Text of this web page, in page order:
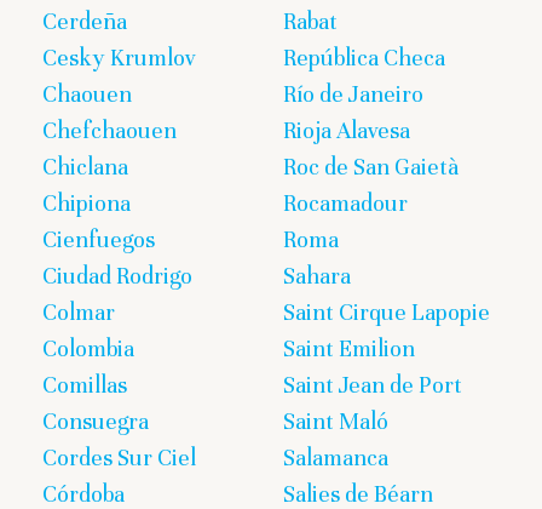
Cerdeña
Cesky Krumlov
Chaouen
Chefchaouen
Chiclana
Chipiona
Cienfuegos
Ciudad Rodrigo
Colmar
Colombia
Comillas
Consuegra
Cordes Sur Ciel
Córdoba
Rabat
República Checa
Río de Janeiro
Rioja Alavesa
Roc de San Gaietà
Rocamadour
Roma
Sahara
Saint Cirque Lapopie
Saint Emilion
Saint Jean de Port
Saint Maló
Salamanca
Salies de Béarn